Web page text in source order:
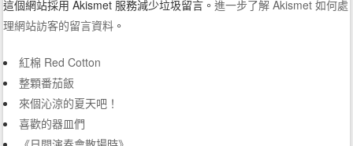
這個網站採用 Akismet 服務減少垃圾留言。進一步了解 Akismet 如何處
理網站訪客的留言資料 。
紅棉 Red Cotton
整顆番茄飯
來個沁涼的夏天吧！
喜歡的器皿們